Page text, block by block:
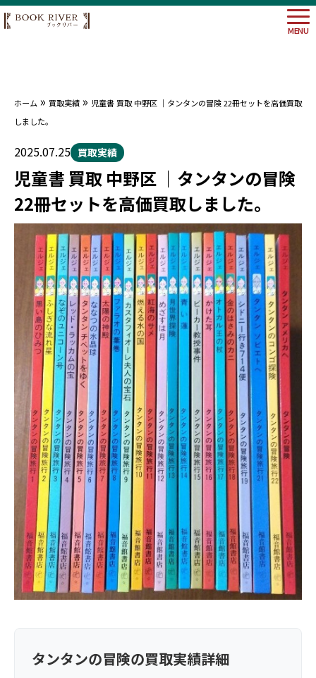
大阪府
神奈川
東京都
MENU
ホーム » 買取実績 » 児童書 買取 中野区 ｜タンタンの冒険 22冊セットを高価買取
しました。
2025.07.25 買取実績
児童書 買取 中野区 ｜タンタンの冒険
22冊セットを高価買取しました。
タンタンの冒険の買取実績詳細